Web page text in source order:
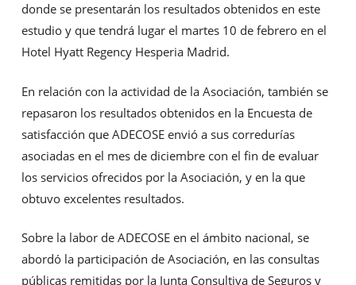
donde se presentarán los resultados obtenidos en este
estudio y que tendrá lugar el martes 10 de febrero en el
Hotel Hyatt Regency Hesperia Madrid.
En relación con la actividad de la Asociación, también se
repasaron los resultados obtenidos en la Encuesta de
satisfacción que ADECOSE envió a sus corredurías
asociadas en el mes de diciembre con el fin de evaluar
los servicios ofrecidos por la Asociación, y en la que
obtuvo excelentes resultados.
Sobre la labor de ADECOSE en el ámbito nacional, se
abordó la participación de Asociación, en las consultas
públicas remitidas por la Junta Consultiva de Seguros y